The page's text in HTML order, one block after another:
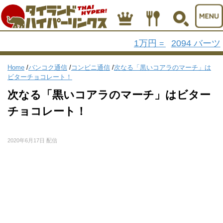
1万円 = 2094 バーツ
Home /バンコク通信 /コンビニ通信 /次なる「黒いコアラのマーチ」は
ビターチョコレート！
次なる「黒いコアラのマーチ」はビター
チョコレート！
2020年6月17日 配信